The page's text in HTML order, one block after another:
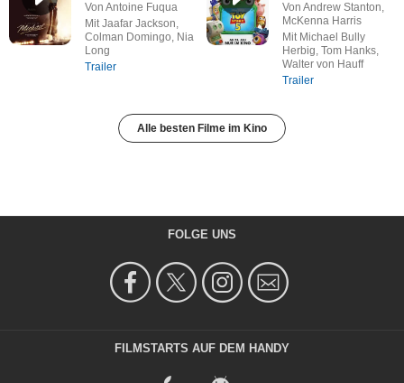
Von Antoine Fuqua
Mit Jaafar Jackson,
Colman Domingo, Nia
Long
Trailer
Von Andrew Stanton,
McKenna Harris
Mit Michael Bully
Herbig, Tom Hanks,
Walter von Hauff
Trailer
Alle besten Filme im Kino
FOLGE UNS
FILMSTARTS AUF DEM HANDY